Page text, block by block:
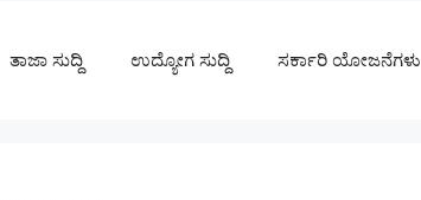
ತಾಜಾ ಸುದ್ದಿ ಉದ್ಯೋಗ ಸುದ್ದಿ ಸರ್ಕಾರಿ ಯೋಜನೆಗಳು